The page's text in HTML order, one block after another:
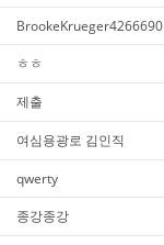
BrookeKrueger4266690
ㅎㅎ
제출
여심용광로 김인직
qwerty
종강종강